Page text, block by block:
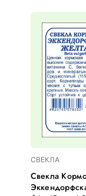
СВЕКЛА
Свекла